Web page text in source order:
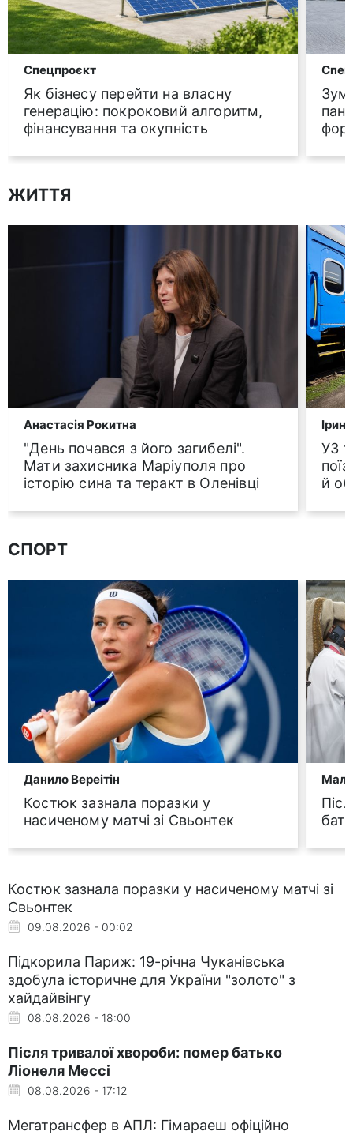
Спецпроєкт
Як бізнесу перейти на власну
генерацію: покроковий алгоритм,
фінансування та окупність
ЖИТТЯ
Анастасія Рокитна
"День почався з його загибелі".
Мати захисника Маріуполя про
історію сина та теракт в Оленівці
УЗ
й
СПОРТ
Данило Вереітін
Костюк зазнала поразки у
насиченому матчі зі Свьонтек
Костюк зазнала поразки у насиченому матчі зі
Свьонтек
09.08.2026 - 00:02
Підкорила Париж: 19-річна Чуканівська
здобула історичне для України "золото" з
хайдайвінгу
08.08.2026 - 18:00
Після тривалої хвороби: помер батько
Ліонеля Мессі
08.08.2026 - 17:12
Мегатрансфер в АПЛ: Гімараеш офіційно